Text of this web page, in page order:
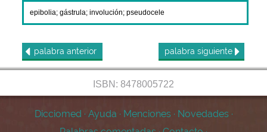
epibolia;gástrula;involución;pseudocele
palabra anterior palabra siguiente
ISBN: 8478005722
Dicciomed · Ayuda · Menciones · Novedades ·